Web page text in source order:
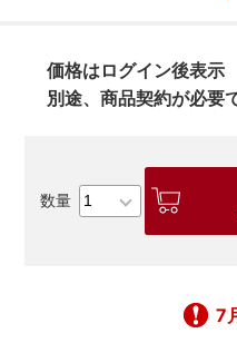
価格はログイン後表示
別途、商品契約が必要
7